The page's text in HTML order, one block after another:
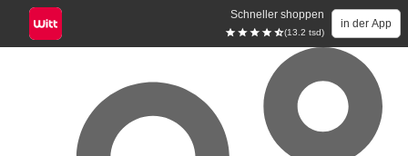
Schneller shoppen
(13.2 tsd)
in der App